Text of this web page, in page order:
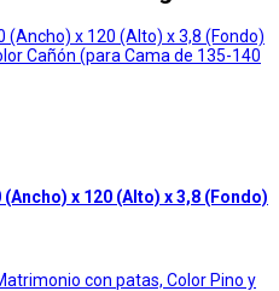
x 120 (Alto) x 3,8 (Fondo)